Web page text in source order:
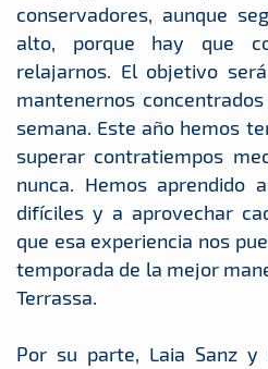
conservadores, aunque
alto, porque hay que
relajarnos. El objetivo
mantenernos
semana. Este año hemos
superar contratiempos
nunca. Hemos aprendido
difíciles y a aprovechar
que esa experiencia nos
temporada de la mejor
Terrassa.
Por su parte, Laia Sanz y